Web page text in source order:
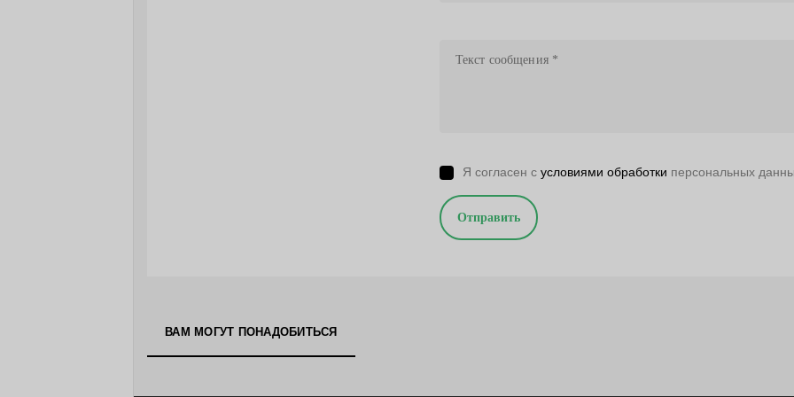
Я согласен с условиями обработки персональных
Отправить
ВАМ МОГУТ ПОНАДОБИТЬСЯ